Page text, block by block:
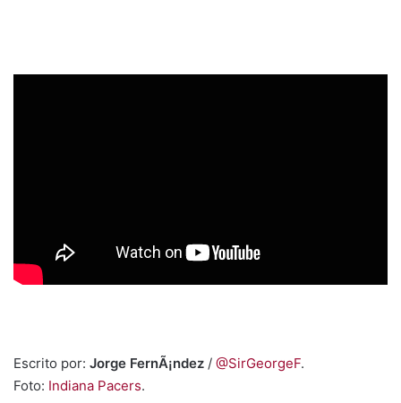
Escrito por: Jorge FernÃ¡ndez / @SirGeorgeF.
Foto: Indiana Pacers.